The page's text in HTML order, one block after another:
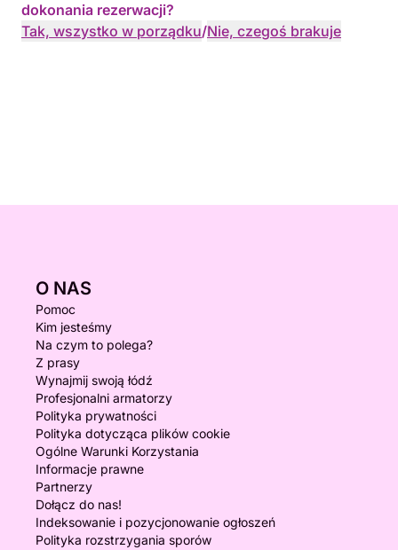
dokonania rezerwacji?
Tak, wszystko w porządku/Nie, czegoś brakuje
O NAS
Pomoc
Kim jesteśmy
Na czym to polega?
Z prasy
Wynajmij swoją łódź
Profesjonalni armatorzy
Polityka prywatności
Polityka dotycząca plików cookie
Ogólne Warunki Korzystania
Informacje prawne
Partnerzy
Dołącz do nas!
Indeksowanie i pozycjonowanie ogłoszeń
Polityka rozstrzygania sporów